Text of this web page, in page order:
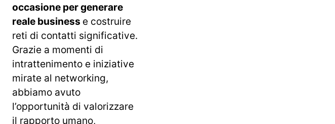
occasione per generare
reale business e costruire
reti di contatti significative.
Grazie a momenti di
intrattenimento e iniziative
mirate al networking,
abbiamo avuto
l’opportunità di valorizzare
il rapporto umano,